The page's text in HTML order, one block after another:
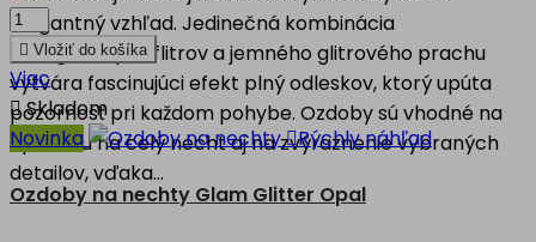
elegantný vzhľad. Jedinečná kombinácia
hexagónových flitrov a jemného glitrového prachu
vytvára fascinujúci efekt plný odleskov, ktorý upúta
pozornosť pri každom pohybe. Ozdoby sú vhodné na
aplikáciu na celý necht aj na zvýraznenie vybraných
detailov, vďaka...
 Vložiť do košíka
Viac
Skladom
Novinka
Rýchly náhľad
Ozdoby na nechty Glam Glitter Opal